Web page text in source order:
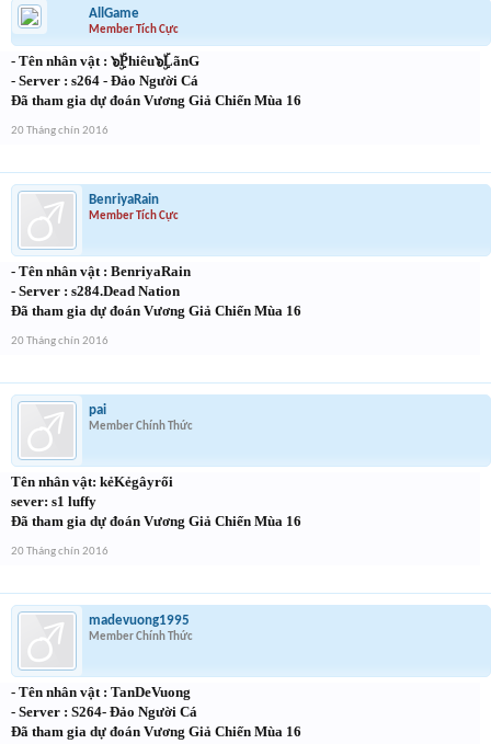
AllGame
Member Tích Cực
- Tên nhân vật : ๖ۣۜPhiêu๖ۣۜLãnG
- Server : s264 - Đảo Người Cá
Đã tham gia dự đoán Vương Giả Chiến Mùa 16
20 Tháng chín 2016
BenriyaRain
Member Tích Cực
- Tên nhân vật : BenriyaRain
- Server : s284.Dead Nation
Đã tham gia dự đoán Vương Giả Chiến Mùa 16
20 Tháng chín 2016
pai
Member Chính Thức
Tên nhân vật: kẻKẻgâyrối
sever: s1 luffy
Đã tham gia dự đoán Vương Giả Chiến Mùa 16
20 Tháng chín 2016
madevuong1995
Member Chính Thức
- Tên nhân vật : TanDeVuong
- Server : S264- Đảo Người Cá
Đã tham gia dự đoán Vương Giả Chiến Mùa 16